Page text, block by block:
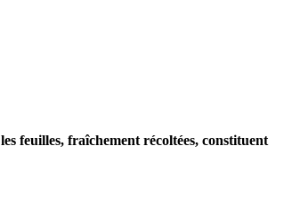
les feuilles, fraîchement récoltées, constituent